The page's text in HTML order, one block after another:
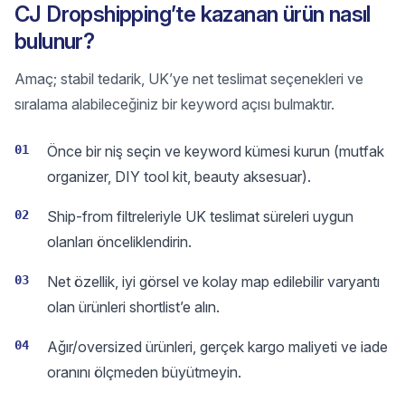
CJ Dropshipping’te kazanan ürün nasıl
bulunur?
Amaç; stabil tedarik, UK’ye net teslimat seçenekleri ve
sıralama alabileceğiniz bir keyword açısı bulmaktır.
01
Önce bir niş seçin ve keyword kümesi kurun (mutfak
organizer, DIY tool kit, beauty aksesuar).
02
Ship-from filtreleriyle UK teslimat süreleri uygun
olanları önceliklendirin.
03
Net özellik, iyi görsel ve kolay map edilebilir varyantı
olan ürünleri shortlist’e alın.
04
Ağır/oversized ürünleri, gerçek kargo maliyeti ve iade
oranını ölçmeden büyütmeyin.